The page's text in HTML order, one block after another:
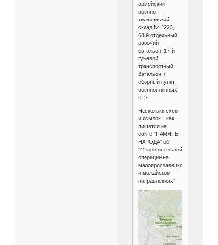
армейский
военно-
технический
склад № 2223,
68-й отдельный
рабочий
батальон, 17-й
гужевой
транспортный
батальон и
сборный пункт
военнопленных.
<..>
Несколько схем
и ссылок... как
пишется на
сайте "ПАМЯТЬ
НАРОДА" об
"Оборонительной
операции на
малоярославецком
и можайском
направлениях"